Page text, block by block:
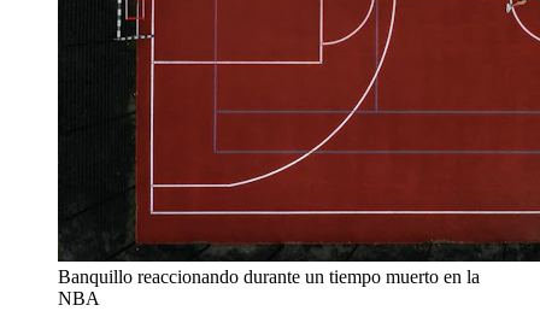
Banquillo reaccionando durante un tiempo muerto en la
NBA